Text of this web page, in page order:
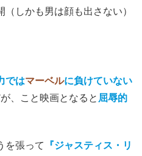
しかも男は顔も出さない）
ではマーベルに負けていない
、こと映画となると 屈辱的
を張って
『ジャスティス・リ